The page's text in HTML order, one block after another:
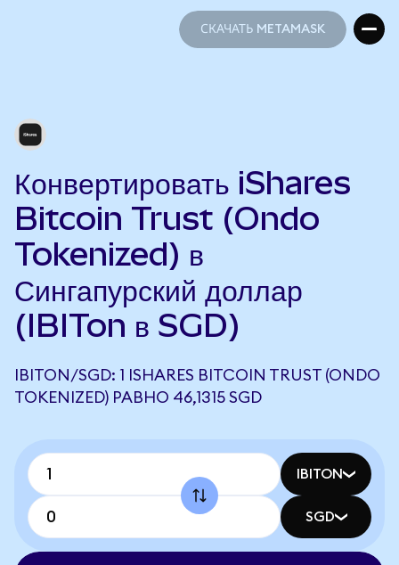
СКАЧАТЬ METAMASK
Конвертировать iShares
Bitcoin Trust (Ondo
Tokenized) в
Сингапурский доллар
(IBITon в SGD)
IBITON/SGD: 1 ISHARES BITCOIN TRUST (ONDO
TOKENIZED) РАВНО 46,1315 SGD
IBITON
SGD